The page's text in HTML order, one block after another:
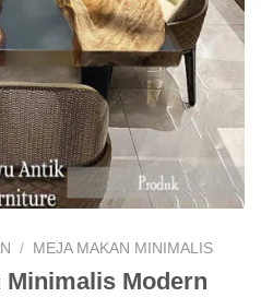
/ MEJA MAKAN MINIMALIS
Minimalis Modern